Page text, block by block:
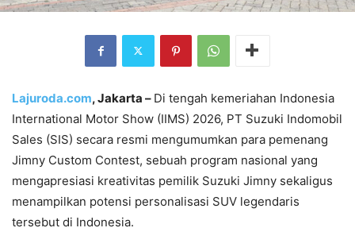
Lajuroda.com, Jakarta – Di tengah kemeriahan Indonesia
International Motor Show (IIMS) 2026, PT Suzuki Indomobil
Sales (SIS) secara resmi mengumumkan para pemenang
Jimny Custom Contest, sebuah program nasional yang
mengapresiasi kreativitas pemilik Suzuki Jimny sekaligus
menampilkan potensi personalisasi SUV legendaris
tersebut di Indonesia.